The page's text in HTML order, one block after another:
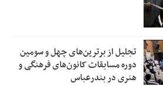
تجلیل از بر‌ترین‌های چهل و سومین
دوره مسابقات کانون‌های فرهنگی و
هنری در بندرعباس